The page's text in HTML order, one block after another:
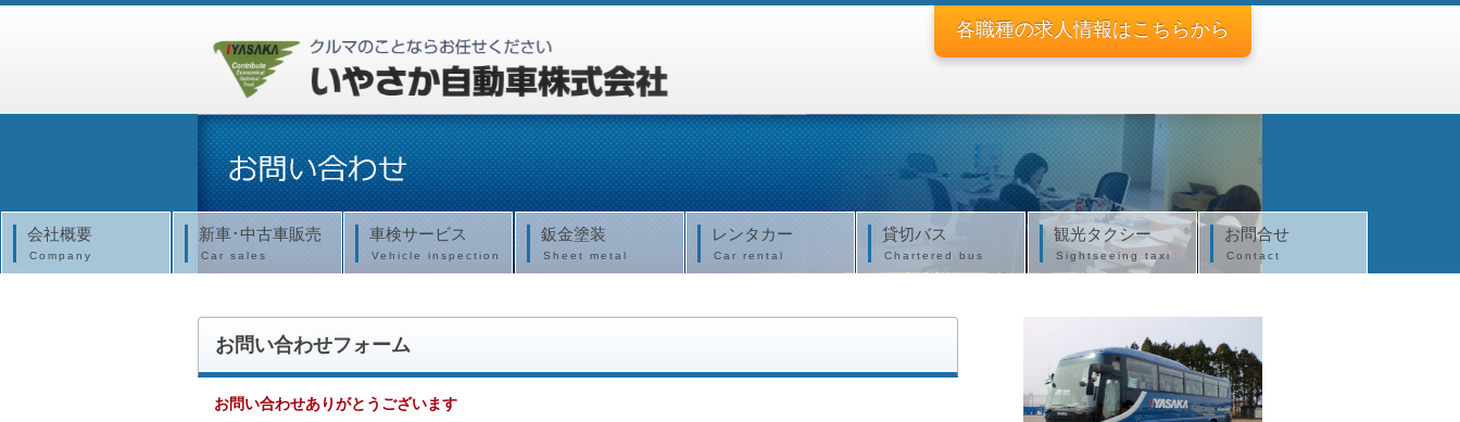
各職種の求人情報はこちらから
会社概要
Company
新車･中古車販売
Car sales
車検サービス
Vehicle inspection
鈑金塗装
Sheet metal
レンタカー
Car rental
貸切バス
Chartered bus
観光タクシー
Sightseeing taxi
お問合せ
Contact
お問い合わせフォーム
お問い合わせありがとうございます